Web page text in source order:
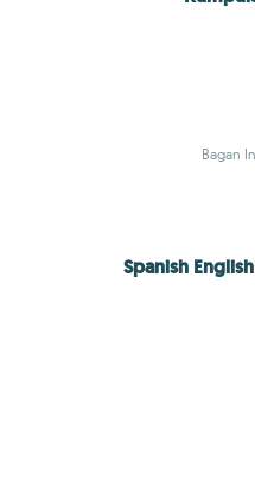
Bagan
Spanish